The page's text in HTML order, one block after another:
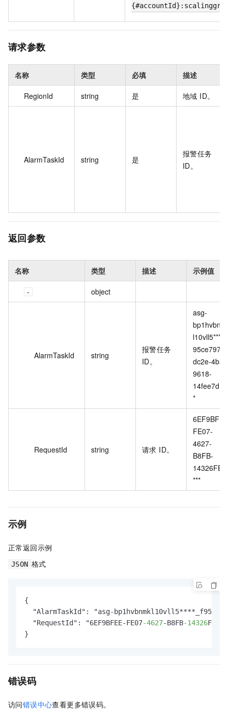
请求参数
名称 类型 必填 描述
RegionId string 是 地域 ID。
AlarmTaskId string 是
报警任务
ID。
返回参数
名称 类型 描述 示例值
object
AlarmTaskId string
报警任务
ID。
asg-
95ce797-
dc2e-
9618-
*
RequestId string 请求 ID。
FE07-
4627-
B8FB-
***
示例
正常返回示例
JSON 格式
{
"AlarmTaskId": "asg-
  "RequestId": "6EF9BFEE-FE07
-4627-B8FB-14326
}
错误码
访问错误中心查看更多错误码。